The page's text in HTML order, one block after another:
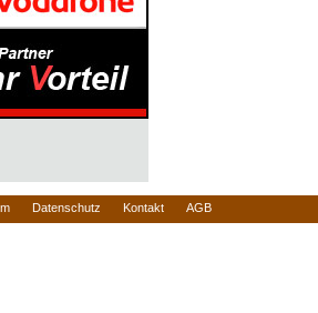
Datenschutz Kontakt AGB